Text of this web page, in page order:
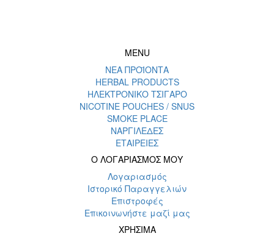
MENU
ΝΕΑ ΠΡΟΪΟΝΤΑ
HERBAL PRODUCTS
ΗΛΕΚΤΡΟΝΙΚΟ ΤΣΙΓΑΡΟ
NICOTINE POUCHES / SNUS
SMOKE PLACE
ΝΑΡΓΙΛΕΔΕΣ
ΕΤΑΙΡΕΙΕΣ
Ο ΛΟΓΑΡΙΑΣΜΟΣ ΜΟΥ
Λογαριασμός
Ιστορικό Παραγγελιών
Επιστροφές
Επικοινωνήστε μαζί μας
ΧΡΗΣΙΜΑ